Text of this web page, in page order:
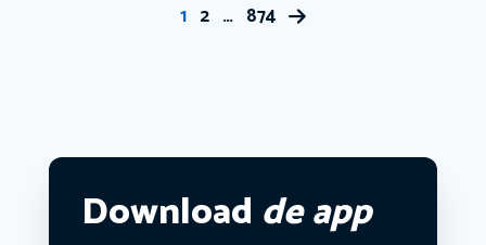
1 2 … 874
Download de app